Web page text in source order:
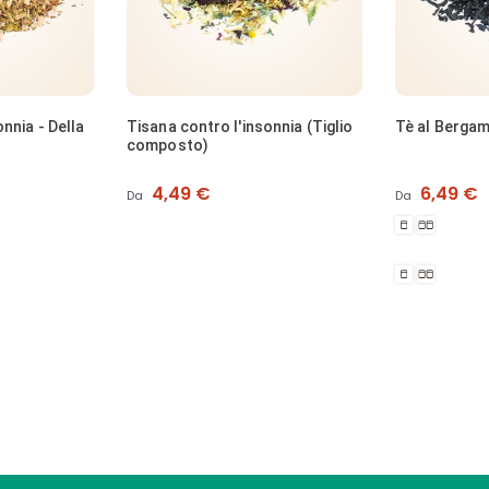
(Tiglio Tè al Bergamotto - Tatung
Da Prezzo
6,49 €
Caffè verde
Da Prezzo
5,49 €